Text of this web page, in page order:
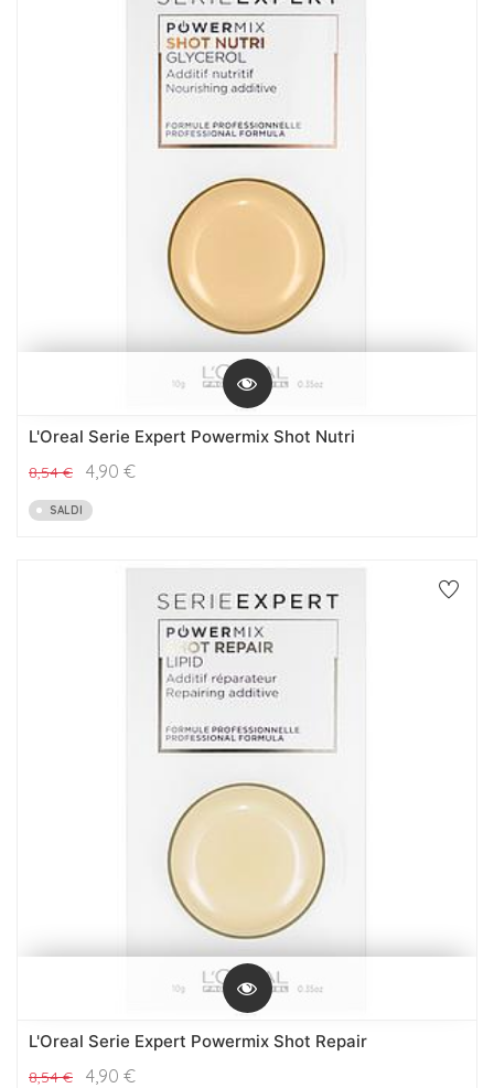
L'Oreal Serie Expert Powermix Shot Nutri
8,54€ 4,90 €
SALDI
L'Oreal Serie Expert Powermix Shot Repair
8,54€ 4,90 €